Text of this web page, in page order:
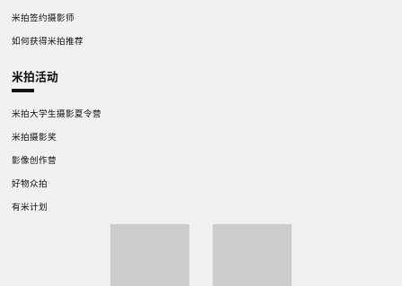
米拍签约摄影师
如何获得米拍推荐
米拍活动
米拍大学生摄影夏令营
米拍摄影奖
影像创作营
好物众拍
有米计划